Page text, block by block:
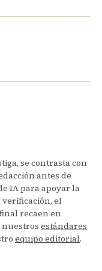
se contrasta con
antes de
IA para apoyar la
verificación, el
recaen en
estándares
equipo editorial.